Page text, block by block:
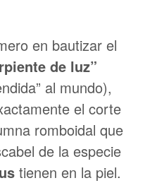
en bautizar el
de luz”
al mundo),
el corte
romboidal que
de la especie
tienen en la piel.